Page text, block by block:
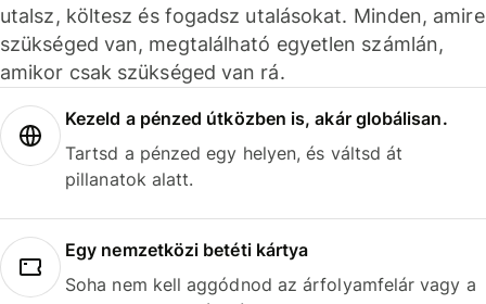
utalsz, költesz és fogadsz utalásokat. Minden, amire
szükséged van, megtalálható egyetlen számlán,
amikor csak szükséged van rá.
Kezeld a pénzed útközben is, akár globálisan.
Tartsd a pénzed egy helyen, és váltsd át
pillanatok alatt.
Egy nemzetközi betéti kártya
Soha nem kell aggódnod az árfolyamfelár vagy a